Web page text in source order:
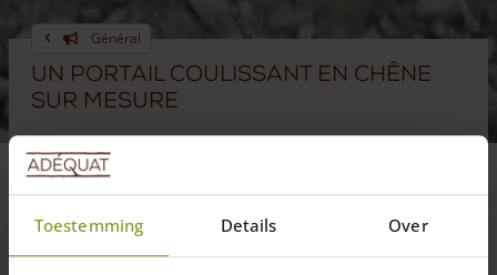
Toestemming Details Over
Général
Un portail coulissant en chêne
sur mesure
transformation de notre portail
néerlandais en portail coulissant
électrique